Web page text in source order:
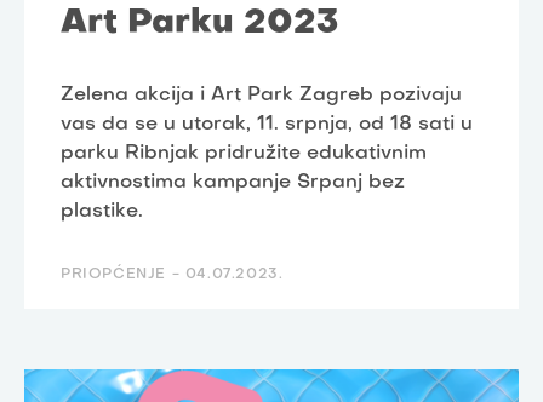
Art Parku 2023
Zelena akcija i Art Park Zagreb pozivaju
vas da se u utorak, 11. srpnja, od 18 sati u
parku Ribnjak pridružite edukativnim
aktivnostima kampanje Srpanj bez
plastike.
PRIOPĆENJE - 04.07.2023.